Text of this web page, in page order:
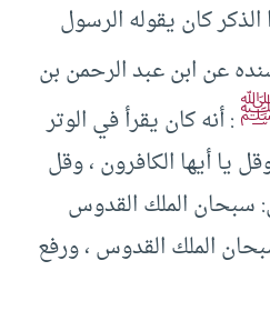
كان يقوله الرسول
عن ابن عبد الرحمن بن
: أنه كان يقرأ في الوتر
يا أيها الكافرون ، وقل
سبحان الملك القدوس
الملك القدوس ، ورفع